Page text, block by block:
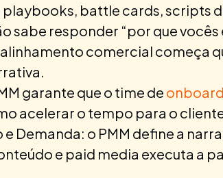
playbooks, battle cards, scripts
sabe responder “por que vocês
alinhamento comercial começa
garante que o time de
acelerar o tempo para o
Demanda: o PMM define a
e paid media executa a